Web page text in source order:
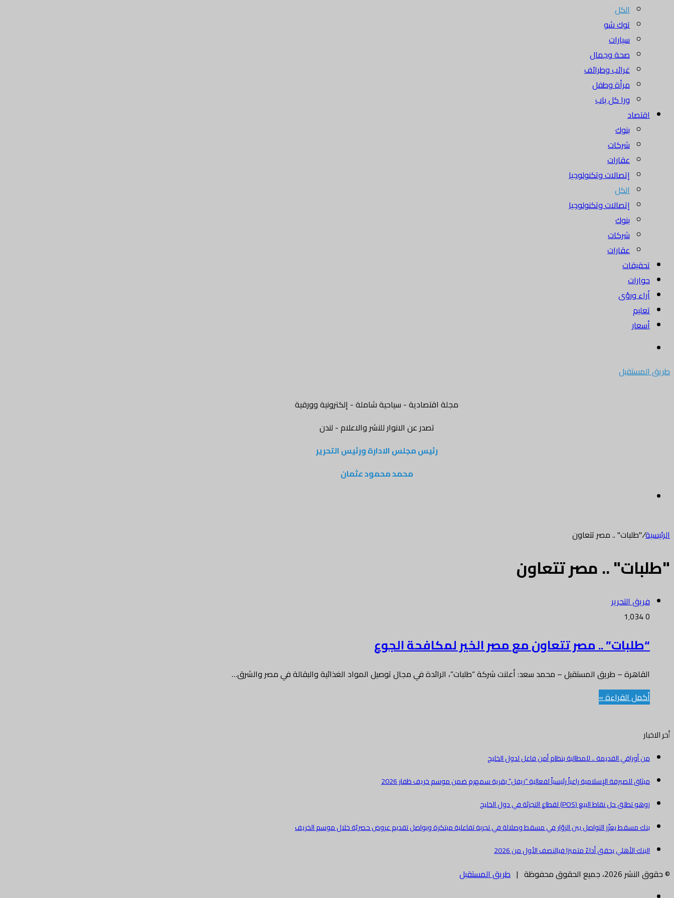
الكل
توك شو
سيارات
صحة وجمال
غرائب وطرائف
مرأة وطفل
ورا كل باب
اقتصاد
بنوك
شركات
عقارات
إتصالات وتكنولوجيا
الكل
إتصالات وتكنولوجيا
بنوك
شركات
عقارات
تحقيقات
حوارات
أراء ورؤى
تعليم
أسعار
طريق المستقبل
مجلة اقتصادية - سياحية شاملة - إلكترونية وورقية
تصدر عن الانوار للنشر والاعلام - لندن
رئيس مجلس الادارة ورئيس التحرير
محمد محمود عثمان
الرئيسية/"طلبات" .. مصر تتعاون
"طلبات" .. مصر تتعاون
فريق التحرير
0
“طلبات” .. مصر تتعاون مع مصر الخير لمكافحة الجوع
القاهرة – طريق المستقبل – محمد سعد: أعلنت شركة “طلبات”، الرائدة في مجال توصيل المواد الغذائية والبقالة في مصر والشرق…
أكمل القراءة »
أخر الاخبار
من أوراقي القديمة .. للمطالبة بنظام أمن فاعل لدول الخليج
ميثاق للصيرفة الإسلامية راعياً رئيسياً لفعالية “ريفل” بقرية سمهرم ضمن موسم خريف ظفار 2026
زوهو تطلق حل نقاط البيع (POS) لقطاع التجزئة في دول الخليج
بنك مسقط يعزّز التواصل بين الزوّار في مسقط وصلالة في تجربة تفاعلية مبتكرة ويواصل تقديم عروض حصريّة خلال موسم الخريف
البنك الأهلي يحقق أداءً متميزا فيالنصف الأول من 2026
© حقوق النشر 2026، جميع الحقوق محفوظة |
طريق المستقبل